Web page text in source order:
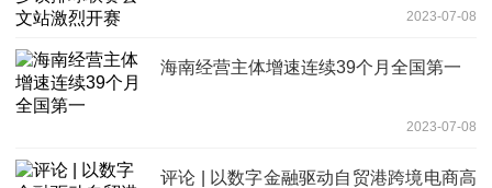
2023-07-08
海南经营主体增速连续39个月全国第一
2023-07-08
评论 | 以数字金融驱动自贸港跨境电商高